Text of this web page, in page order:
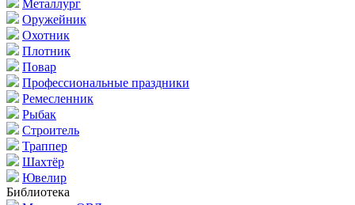
Металлург
Оружейник
Охотник
Плотник
Повар
Профессиональные праздники
Ремесленник
Рыбак
Строитель
Траппер
Шахтёр
Ювелир
Библиотека